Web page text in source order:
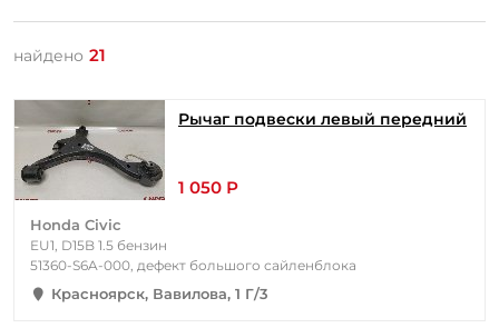
найдено 21
Рычаг подвески левый передний
1 050 Р
Honda Civic
EU1, D15B 1.5 бензин
51360-S6A-000, дефект большого сайленблока
Красноярск, Вавилова, 1 Г/3